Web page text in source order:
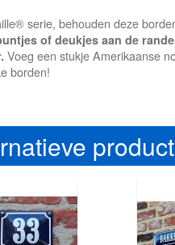
serie, behouden deze
of deukjes aan de
Voeg een stukje Amerikaanse
borden!